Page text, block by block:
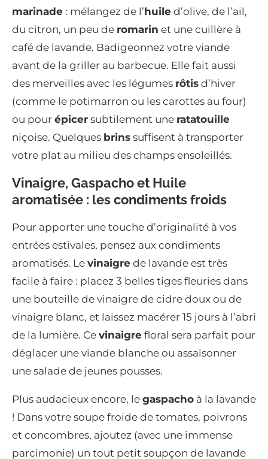
marinade : mélangez de l’huile d’olive, de l’ail,
du citron, un peu de romarin et une cuillère à
café de lavande. Badigeonnez votre viande
avant de la griller au barbecue. Elle fait aussi
des merveilles avec les légumes rôtis d’hiver
(comme le potimarron ou les carottes au four)
ou pour épicer subtilement une ratatouille
niçoise. Quelques brins suffisent à transporter
votre plat au milieu des champs ensoleillés.
Vinaigre, Gaspacho et Huile
aromatisée : les condiments froids
Pour apporter une touche d’originalité à vos
entrées estivales, pensez aux condiments
aromatisés. Le vinaigre de lavande est très
facile à faire : placez 3 belles tiges fleuries dans
une bouteille de vinaigre de cidre doux ou de
vinaigre blanc, et laissez macérer 15 jours à l’abri
de la lumière. Ce vinaigre floral sera parfait pour
déglacer une viande blanche ou assaisonner
une salade de jeunes pousses.
Plus audacieux encore, le gaspacho à la lavande
! Dans votre soupe froide de tomates, poivrons
et concombres, ajoutez (avec une immense
parcimonie) un tout petit soupçon de lavande